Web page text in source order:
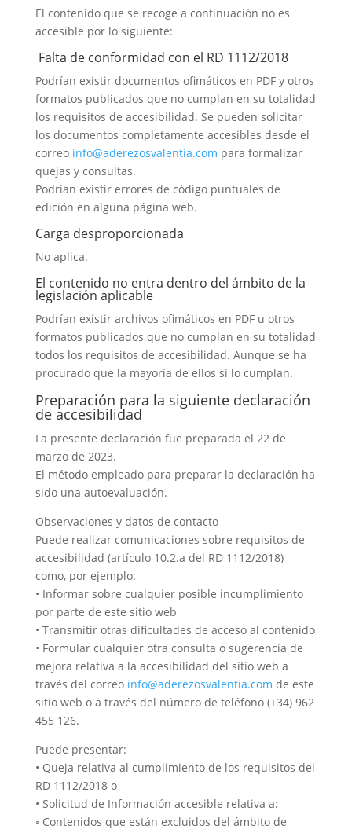
El contenido que se recoge a continuación no es
accesible por lo siguiente:
Falta de conformidad con el RD 1112/2018
Podrían existir documentos ofimáticos en PDF y otros
formatos publicados que no cumplan en su totalidad
los requisitos de accesibilidad. Se pueden solicitar
los documentos completamente accesibles desde el
correo info@aderezosvalentia.com para formalizar
quejas y consultas.
Podrían existir errores de código puntuales de
edición en alguna página web.
Carga desproporcionada
No aplica.
El contenido no entra dentro del ámbito de la
legislación aplicable
Podrían existir archivos ofimáticos en PDF u otros
formatos publicados que no cumplan en su totalidad
todos los requisitos de accesibilidad. Aunque se ha
procurado que la mayoría de ellos sí lo cumplan.
Preparación para la siguiente declaración
de accesibilidad
La presente declaración fue preparada el 22 de
marzo de 2023.
El método empleado para preparar la declaración ha
sido una autoevaluación.
Observaciones y datos de contacto
Puede realizar comunicaciones sobre requisitos de
accesibilidad (artículo 10.2.a del RD 1112/2018)
como, por ejemplo:
• Informar sobre cualquier posible incumplimiento
por parte de este sitio web
• Transmitir otras dificultades de acceso al contenido
• Formular cualquier otra consulta o sugerencia de
mejora relativa a la accesibilidad del sitio web a
través del correo info@aderezosvalentia.com de este
sitio web o a través del número de teléfono (+34) 962
455 126.
Puede presentar:
• Queja relativa al cumplimiento de los requisitos del
RD 1112/2018 o
• Solicitud de Información accesible relativa a:
◦ Contenidos que están excluidos del ámbito de